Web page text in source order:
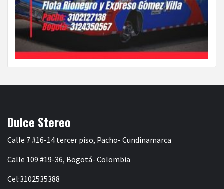
Dulce Stereo
Calle 7 #16-14 tercer piso, Pacho- Cundinamarca
Calle 109 #19-36, Bogotá- Colombia
Cel:3102535388